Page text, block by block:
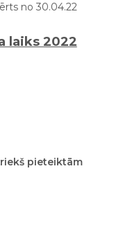
no 30.04.22
laiks 2022
pieteiktām